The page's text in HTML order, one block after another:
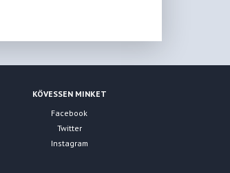
KÖVESSEN MINKET
Facebook
Twitter
Instagram